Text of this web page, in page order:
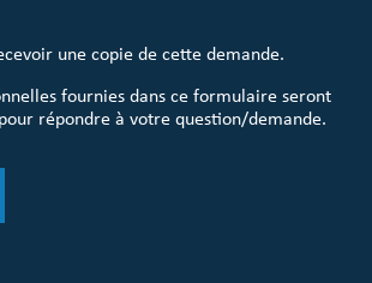
une copie de cette demande.
fournies dans ce formulaire seront
répondre à votre question/demande.